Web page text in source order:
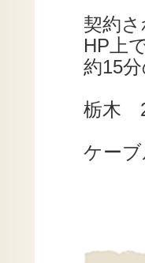
契約
HP上
約15
栃木
ケー